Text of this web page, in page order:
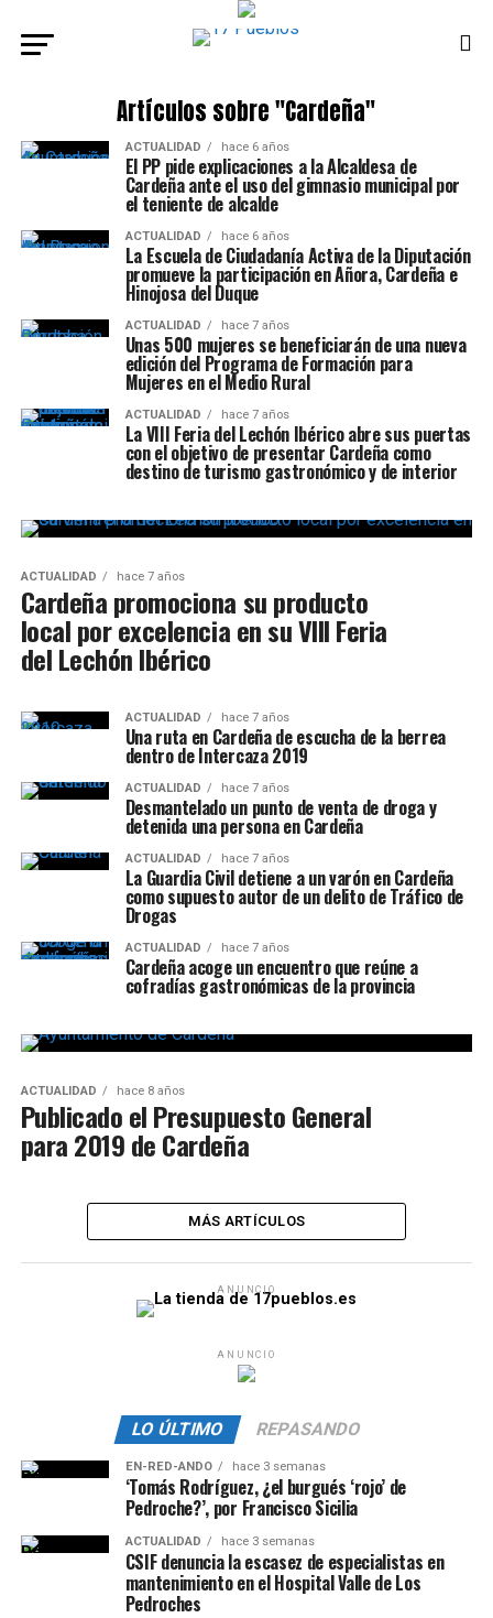
Artículos sobre "Cardeña"
ACTUALIDAD hace 6 años
El PP pide explicaciones a la Alcaldesa de
Cardeña ante el uso del gimnasio municipal por
el teniente de alcalde
ACTUALIDAD hace 6 años
La Escuela de Ciudadanía Activa de la Diputación
promueve la participación en Añora, Cardeña e
Hinojosa del Duque
ACTUALIDAD hace 7 años
Unas 500 mujeres se beneficiarán de una nueva
edición del Programa de Formación para
Mujeres en el Medio Rural
ACTUALIDAD hace 7 años
La VIII Feria del Lechón Ibérico abre sus puertas
con el objetivo de presentar Cardeña como
destino de turismo gastronómico y de interior
ACTUALIDAD hace 7 años
Cardeña promociona su producto
local por excelencia en su VIII Feria
del Lechón Ibérico
ACTUALIDAD hace 7 años
Una ruta en Cardeña de escucha de la berrea
dentro de Intercaza 2019
ACTUALIDAD hace 7 años
Desmantelado un punto de venta de droga y
detenida una persona en Cardeña
ACTUALIDAD hace 7 años
La Guardia Civil detiene a un varón en Cardeña
como supuesto autor de un delito de Tráfico de
Drogas
ACTUALIDAD hace 7 años
Cardeña acoge un encuentro que reúne a
cofradías gastronómicas de la provincia
ACTUALIDAD hace 8 años
Publicado el Presupuesto General
para 2019 de Cardeña
MÁS ARTÍCULOS
ANUNCIO
ANUNCIO
LO ÚLTIMO REPASANDO
EN-RED-ANDO hace 3 semanas
‘Tomás Rodríguez, ¿el burgués ‘rojo’ de
Pedroche?’, por Francisco Sicilia
ACTUALIDAD hace 3 semanas
CSIF denuncia la escasez de especialistas en
mantenimiento en el Hospital Valle de Los
Pedroches